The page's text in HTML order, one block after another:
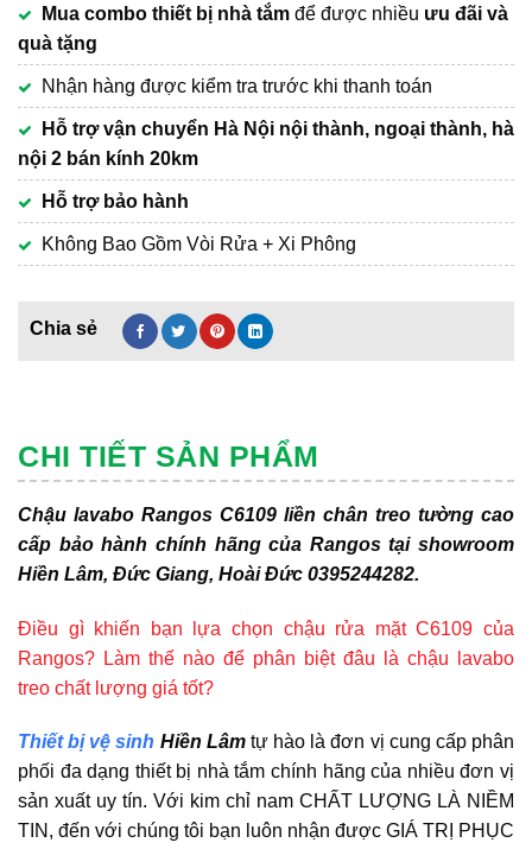
Mua combo thiết bị nhà tắm để được nhiều ưu đãi và
quà tặng
Nhận hàng được kiểm tra trước khi thanh toán
Hỗ trợ vận chuyển Hà Nội nội thành, ngoại thành, hà
nội 2 bán kính 20km
Hỗ trợ bảo hành
Không Bao Gồm Vòi Rửa + Xi Phông
CHI TIẾT SẢN PHẨM
Chậu lavabo Rangos C6109 liền chân treo tường cao
cấp bảo hành chính hãng của Rangos tại showroom
Hiền Lâm, Đức Giang, Hoài Đức 0395244282.
Điều gì khiến bạn lựa chọn chậu rửa mặt C6109 của
Rangos? Làm thế nào để phân biệt đâu là chậu lavabo
treo chất lượng giá tốt?
Thiết bị vệ sinh Hiền Lâmtự hào là đơn vị cung cấp phân
phối đa dạng thiết bị nhà tắm chính hãng của nhiều đơn vị
sản xuất uy tín. Với kim chỉ nam CHẤT LƯỢNG LÀ NIỀM
TIN, đến với chúng tôi bạn luôn nhận được GIÁ TRỊ PHỤC